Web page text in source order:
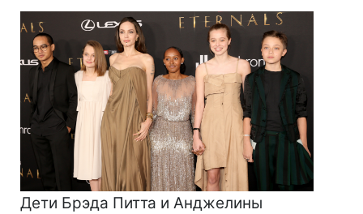
Дети Брэда Питта и Анджелины